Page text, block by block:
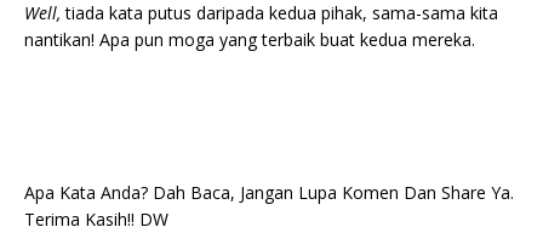
Well, tiada kata putus daripada kedua pihak, sama-sama kita
nantikan! Apa pun moga yang terbaik buat kedua mereka.
Apa Kata Anda? Dah Baca, Jangan Lupa Komen Dan Share Ya.
Terima Kasih!! DW